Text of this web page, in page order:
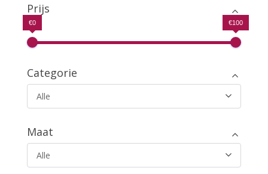
Prijs
€0 €100
Categorie
Alle
Maat
Alle